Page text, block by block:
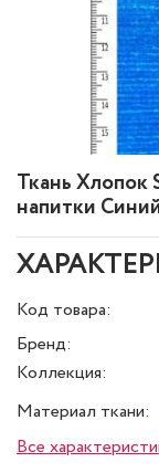
Ткань Хлопок
напитки
Код товара:
Бренд:
Коллекция:
Материал ткани:
Все